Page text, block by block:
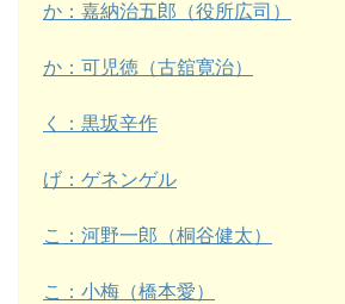
か：嘉納治五郎（役所広司）
か：可児徳（古舘寛治）
く：黒坂辛作
げ：ゲネンゲル
こ：河野一郎（桐谷健太）
こ：小梅（橋本愛）